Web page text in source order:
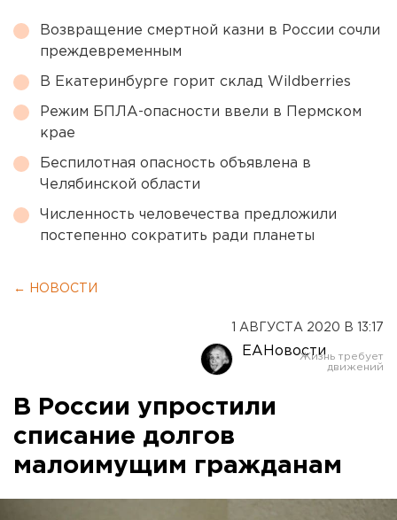
Возвращение смертной казни в России сочли
преждевременным
В Екатеринбурге горит склад Wildberries
Режим БПЛА-опасности ввели в Пермском
крае
Беспилотная опасность объявлена в
Челябинской области
Численность человечества предложили
постепенно сократить ради планеты
← НОВОСТИ
1 АВГУСТА 2020 В 13:17
ЕАНовости
В России упростили
списание долгов
малоимущим гражданам